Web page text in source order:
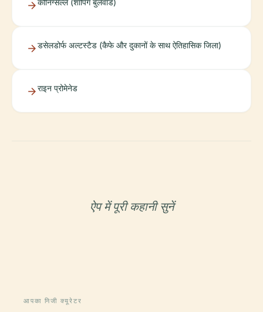
कोनिग्सल्ले (शॉपिंग बुलेवार्ड)
डसेलडोर्फ अल्टस्टैड (कैफे और दुकानों के साथ ऐतिहासिक जिला)
राइन प्रोमेनेड
ऐप में पूरी कहानी सुनें
आपका निजी क्यूरेटर